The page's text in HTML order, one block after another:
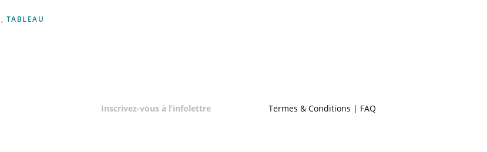
, TABLEAU
Inscrivez-vous à l’infolettre Termes & Conditions | FAQ